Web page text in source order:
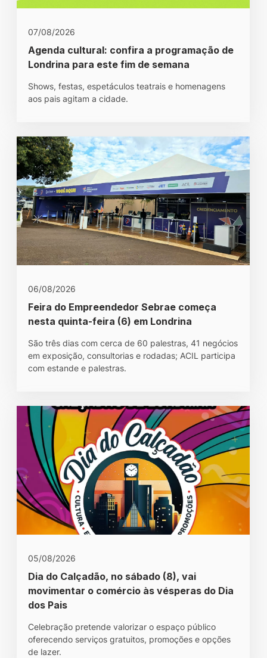
07/08/2026
Agenda cultural: confira a programação de
Londrina para este fim de semana
Shows, festas, espetáculos teatrais e homenagens
aos pais agitam a cidade.
06/08/2026
Feira do Empreendedor Sebrae começa
nesta quinta-feira (6) em Londrina
São três dias com cerca de 60 palestras, 41 negócios
em exposição, consultorias e rodadas; ACIL participa
com estande e palestras.
05/08/2026
Dia do Calçadão, no sábado (8), vai
movimentar o comércio às vésperas do Dia
dos Pais
Celebração pretende valorizar o espaço público
oferecendo serviços gratuitos, promoções e opções
de lazer.